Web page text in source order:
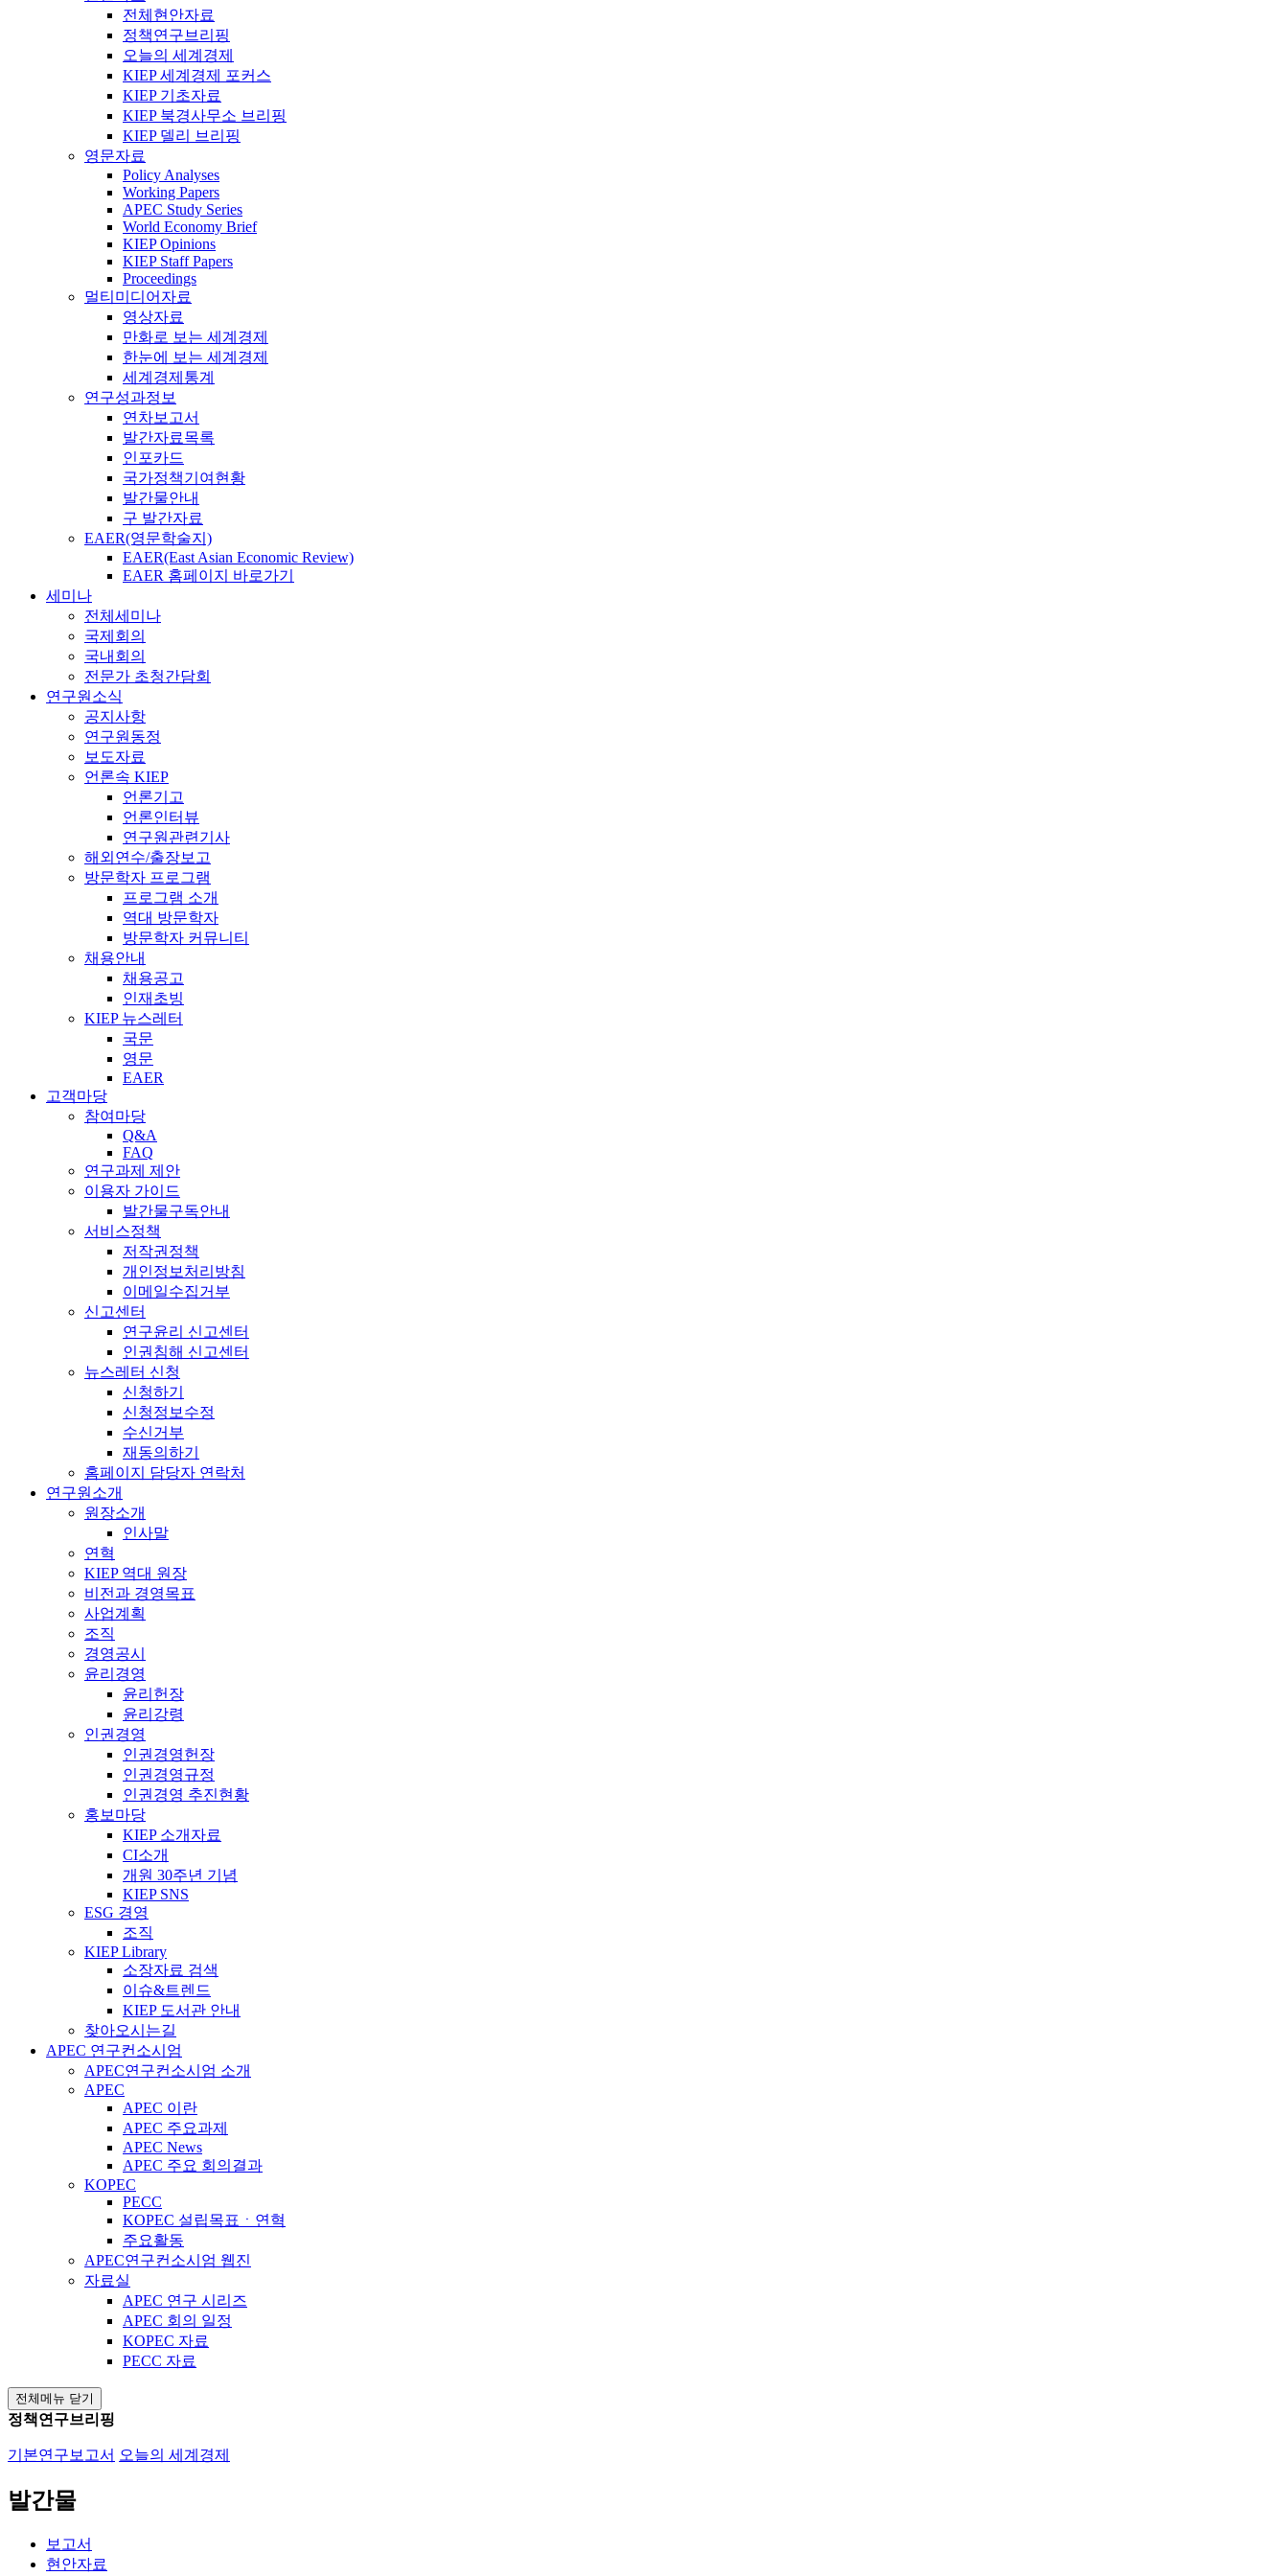
전체현안자료
정책연구브리핑
오늘의 세계경제
KIEP 세계경제 포커스
KIEP 기초자료
KIEP 북경사무소 브리핑
KIEP 델리 브리핑
영문자료
Policy Analyses
Working Papers
APEC Study Series
World Economy Brief
KIEP Opinions
KIEP Staff Papers
Proceedings
멀티미디어자료
영상자료
만화로 보는 세계경제
한눈에 보는 세계경제
세계경제통계
연구성과정보
연차보고서
발간자료목록
인포카드
국가정책기여현황
발간물안내
구 발간자료
EAER(영문학술지)
EAER(East Asian Economic Review)
EAER 홈페이지 바로가기
세미나
전체세미나
국제회의
국내회의
전문가 초청간담회
연구원소식
공지사항
연구원동정
보도자료
언론속 KIEP
언론기고
언론인터뷰
연구원관련기사
해외연수/출장보고
방문학자 프로그램
프로그램 소개
역대 방문학자
방문학자 커뮤니티
채용안내
채용공고
인재초빙
KIEP 뉴스레터
국문
영문
EAER
고객마당
참여마당
Q&A
FAQ
연구과제 제안
이용자 가이드
발간물구독안내
서비스정책
저작권정책
개인정보처리방침
이메일수집거부
신고센터
연구윤리 신고센터
인권침해 신고센터
뉴스레터 신청
신청하기
신청정보수정
수신거부
재동의하기
홈페이지 담당자 연락처
연구원소개
원장소개
인사말
연혁
KIEP 역대 원장
비전과 경영목표
사업계획
조직
경영공시
윤리경영
윤리헌장
윤리강령
인권경영
인권경영헌장
인권경영규정
인권경영 추진현황
홍보마당
KIEP 소개자료
CI소개
개원 30주년 기념
KIEP SNS
ESG 경영
조직
KIEP Library
소장자료 검색
이슈&트렌드
KIEP 도서관 안내
찾아오시는길
APEC 연구컨소시엄
APEC연구컨소시엄 소개
APEC
APEC 이란
APEC 주요과제
APEC News
APEC 주요 회의결과
KOPEC
PECC
KOPEC 설립목표ㆍ연혁
주요활동
APEC연구컨소시엄 웹진
자료실
APEC 연구 시리즈
APEC 회의 일정
KOPEC 자료
PECC 자료
전체메뉴 닫기
정책연구브리핑
기본연구보고서 오늘의 세계경제
발간물
보고서
현안자료